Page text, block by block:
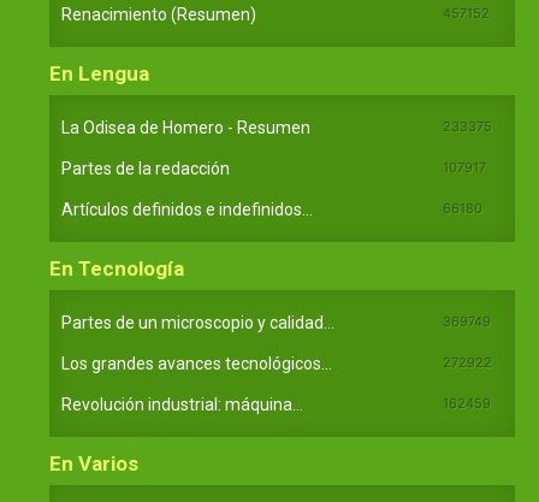
Renacimiento (Resumen) 457152
En Lengua
La Odisea de Homero - Resumen 233375
Partes de la redacción 107917
Artículos definidos e indefinidos... 66180
En Tecnología
Partes de un microscopio y calidad... 369749
Los grandes avances tecnológicos... 272922
Revolución industrial: máquina... 162459
En Varios